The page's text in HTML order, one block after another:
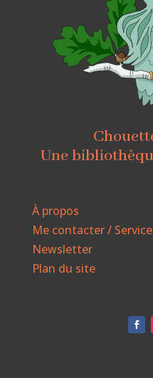
Une
À propos
Me contacter /
Newsletter
Plan du site